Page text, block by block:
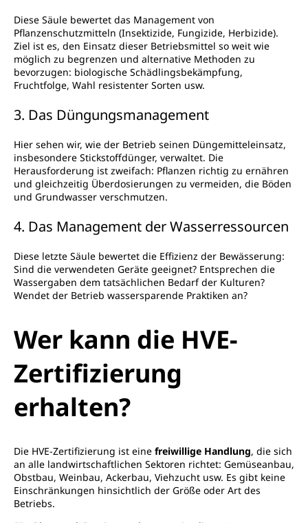
Diese Säule bewertet das Management von
Pflanzenschutzmitteln (Insektizide, Fungizide, Herbizide).
Ziel ist es, den Einsatz dieser Betriebsmittel so weit wie
möglich zu begrenzen und alternative Methoden zu
bevorzugen: biologische Schädlingsbekämpfung,
Fruchtfolge, Wahl resistenter Sorten usw.
3. Das Düngungsmanagement
Hier sehen wir, wie der Betrieb seinen Düngemitteleinsatz,
insbesondere Stickstoffdünger, verwaltet. Die
Herausforderung ist zweifach: Pflanzen richtig zu ernähren
und gleichzeitig Überdosierungen zu vermeiden, die Böden
und Grundwasser verschmutzen.
4. Das Management der Wasserressourcen
Diese letzte Säule bewertet die Effizienz der Bewässerung:
Sind die verwendeten Geräte geeignet? Entsprechen die
Wassergaben dem tatsächlichen Bedarf der Kulturen?
Wendet der Betrieb wassersparende Praktiken an?
Wer kann die HVE-
Zertifizierung
erhalten?
Die HVE-Zertifizierung ist eine freiwillige Handlung, die sich
an alle landwirtschaftlichen Sektoren richtet: Gemüseanbau,
Obstbau, Weinbau, Ackerbau, Viehzucht usw. Es gibt keine
Einschränkungen hinsichtlich der Größe oder Art des
Betriebs.